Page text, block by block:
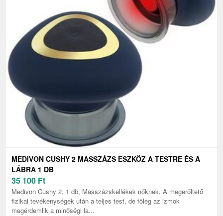
MEDIVON CUSHY 2 MASSZÁZS ESZKÖZ A TESTRE ÉS A
LÁBRA 1 DB
35 100 Ft
Medivon Cushy 2, 1 db, Masszázskellékek nőknek, A megerőltető
fizikai tevékenységek után a teljes test, de főleg az izmok
megérdemlik a minőségi la...